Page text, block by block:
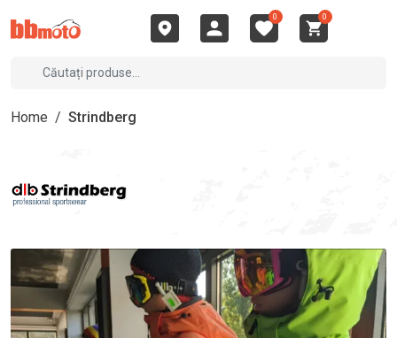
0 0
Home / Strindberg